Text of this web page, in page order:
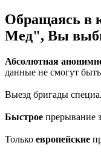
Обращаясь в
Мед", Вы
Абсолютная
данные не смогут
Выезд бригады
Быстрое прерывание
Только европейские